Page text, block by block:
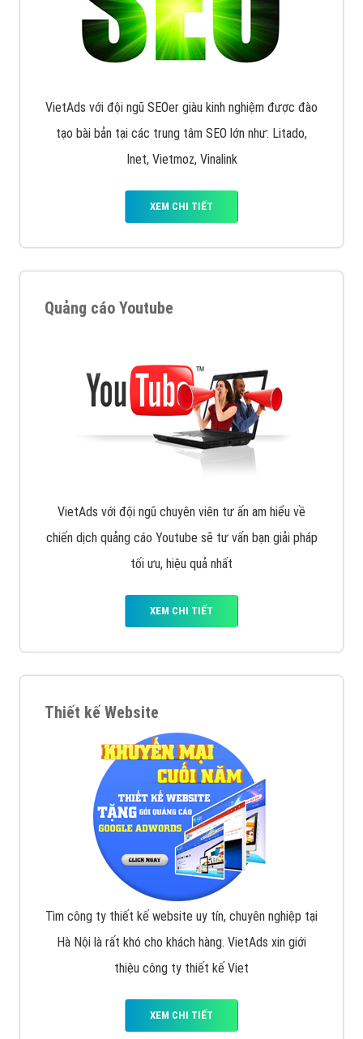
VietAds với đội ngũ SEOer giàu kinh nghiệm được đào
tạo bài bản tại các trung tâm SEO lớn như: Litado,
Inet, Vietmoz, Vinalink
XEM CHI TIẾT
Quảng cáo Youtube
VietAds với đội ngũ chuyên viên tư ấn am hiểu về
chiến dịch quảng cáo Youtube sẽ tư vấn bạn giải pháp
tối ưu, hiệu quả nhất
XEM CHI TIẾT
Thiết kế Website
Tìm công ty thiết kế website uy tín, chuyên nghiệp tại
Hà Nội là rất khó cho khách hàng. VietAds xin giới
thiệu công ty thiết kế Viet
XEM CHI TIẾT